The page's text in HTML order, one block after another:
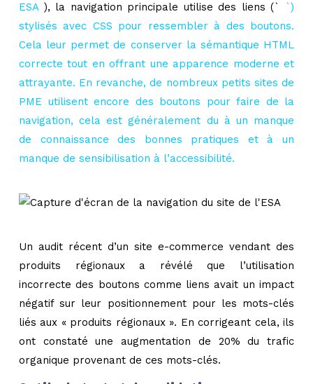
ESA ), la navigation principale utilise des liens (`
`)
stylisés avec CSS pour ressembler à des boutons.
Cela leur permet de conserver la sémantique HTML
correcte tout en offrant une apparence moderne et
attrayante. En revanche, de nombreux petits sites de
PME utilisent encore des boutons pour faire de la
navigation, cela est généralement du à un manque
de connaissance des bonnes pratiques et à un
manque de sensibilisation à l’accessibilité.
Un audit récent d’un site e-commerce vendant des
produits régionaux a révélé que l’utilisation
incorrecte des boutons comme liens avait un impact
négatif sur leur positionnement pour les mots-clés
liés aux « produits régionaux ». En corrigeant cela, ils
ont constaté une augmentation de 20% du trafic
organique provenant de ces mots-clés.